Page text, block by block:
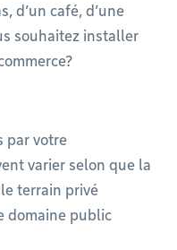
d’un café, d’une
souhaitez installer
par votre
varier selon que la
terrain privé
domaine public